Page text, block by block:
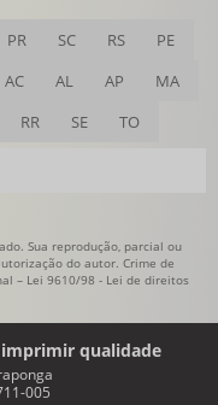
PR SC RS
PE
AC AL AP
MA
RR SE TO
Sua reprodução, parcial ou
do autor. Crime de
– Lei 9610/98 - Lei de direitos
imprimir qualidade
005